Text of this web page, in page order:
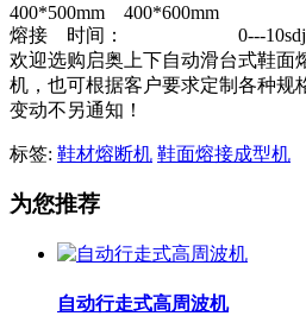
400*500mm 400*600mm
熔接 时间： 0---
欢迎选购启奥上下自动滑台式鞋面
机，也可根据客户要求定制各种规
变动不另通知！
标签: 鞋材熔断机 鞋面熔接成型机
为您推荐
自动行走式高周波机